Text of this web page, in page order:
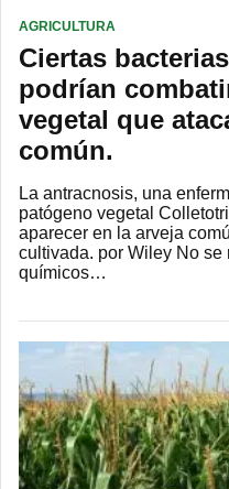
AGRICULTURA
Ciertas
podrían
vegetal que
común.
La antracnosis, una
patógeno vegetal
aparecer en la arveja
cultivada. por Wiley No
químicos…